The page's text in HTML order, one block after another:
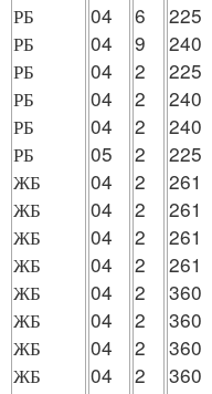
РБ
РБ
РБ
РБ
РБ
РБ
ЖБ
ЖБ
ЖБ
ЖБ
ЖБ
ЖБ
ЖБ
ЖБ
04
04
04
04
04
05
04
04
04
04
04
04
04
04
6
9
2
2
2
2
2
2
2
2
2
2
2
2
225
240
225
240
240
225
261
261
261
261
360
360
360
360